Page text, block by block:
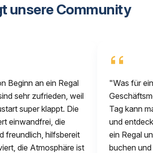
unsere Community
Beginn an ein Regal
sehr zufrieden, weil
super klappt. Die
einwandfrei, die
freundlich, hilfsbereit
die Atmosphäre ist
"Was für
Tag kann
und
ein Regal
buchen